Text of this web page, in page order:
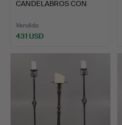
CANDELABROS CON
Vendido
431 USD